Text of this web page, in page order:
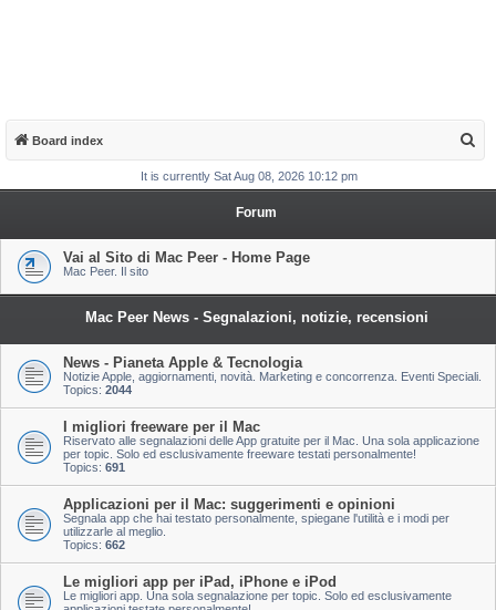
Board index
a
It is currently Sat Aug 08, 2026 10:12 pm
Forum
Vai al Sito di Mac Peer - Home Page
Mac Peer. Il sito
Mac Peer News - Segnalazioni, notizie, recensioni
News - Pianeta Apple & Tecnologia
Notizie Apple, aggiornamenti, novità. Marketing e concorrenza. Eventi Speciali.
Topics: 2044
I migliori freeware per il Mac
Riservato alle segnalazioni delle App gratuite per il Mac. Una sola applicazione
per topic. Solo ed esclusivamente freeware testati personalmente!
Topics: 691
Applicazioni per il Mac: suggerimenti e opinioni
Segnala app che hai testato personalmente, spiegane l'utilità e i modi per
utilizzarle al meglio.
Topics: 662
Le migliori app per iPad, iPhone e iPod
Le migliori app. Una sola segnalazione per topic. Solo ed esclusivamente